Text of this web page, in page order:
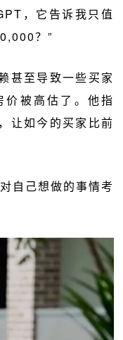
，它告诉我只值
？”
甚至导致一些买家
价被高估了。他指
让如今的买家比前
自己想做的事情考